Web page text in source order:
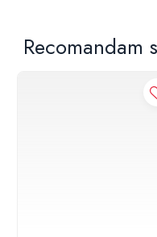
Recomandam